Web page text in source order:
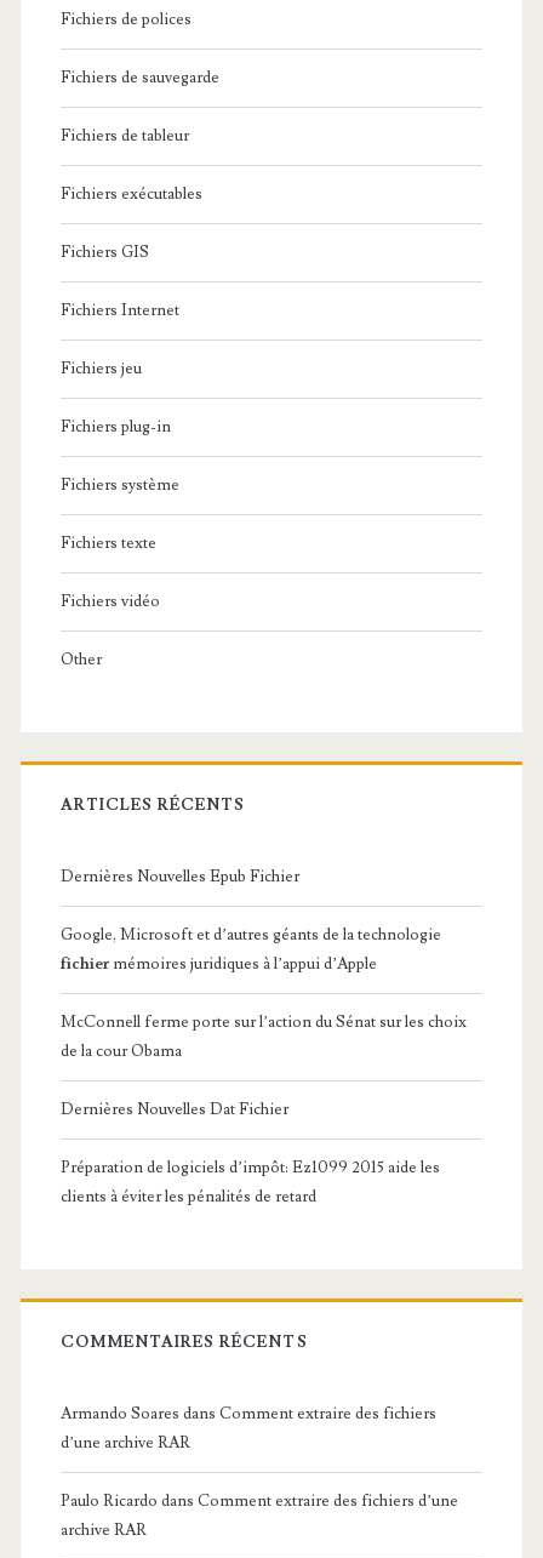
Fichiers de polices
Fichiers de sauvegarde
Fichiers de tableur
Fichiers exécutables
Fichiers GIS
Fichiers Internet
Fichiers jeu
Fichiers plug-in
Fichiers système
Fichiers texte
Fichiers vidéo
Other
ARTICLES RÉCENTS
Dernières Nouvelles Epub Fichier
Google, Microsoft et d’autres géants de la technologie
fichier mémoires juridiques à l’appui d’Apple
McConnell ferme porte sur l’action du Sénat sur les choix
de la cour Obama
Dernières Nouvelles Dat Fichier
Préparation de logiciels d’impôt: Ez1099 2015 aide les
clients à éviter les pénalités de retard
COMMENTAIRES RÉCENTS
Armando Soares dans Comment extraire des fichiers
d’une archive RAR
Paulo Ricardo dans Comment extraire des fichiers d’une
archive RAR